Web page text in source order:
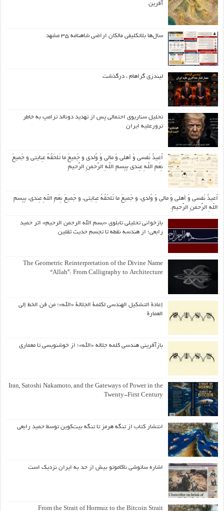
آفرین
سال‌ها بلاتکلیفی مالکان اراضی شاهنامه ۳۵ مشهد
لیندزی گراهام ، درگذشت
تحلیل سناریوی احتمالی پس از تهدید دونالد ترامپ به خاطر
ترورعلیه ایران
اُعیذُ نَفسی وَ أهلی وَ مالی وَ وُلدی و جَمیعَ ما تَلحَقُهُ عِنایتی و جَمیعَ
نِعَمِ اللّهِ عِندی بِبِسمِ اللّهِ الرَّحمنِ الرَّحیمِ
اُعیذُ نَفسی وَ أهلی وَ مالی وَ وُلدی، و جَمیعَ ما تَلحَقُهُ عِنایتی، و جَمیعَ نِعَمِ اللّهِ عِندی، بِبِسمِ
اللّهِ الرَّحمنِ الرَّحیمِ.
بازخوانی تحلیلی تابلوی «بسم الله الرحمن الرحیم» اثر حمید
رابعی؛ از هندسه نقطه تا تجسم حدیث ثقلین
The Geometric Reinterpretation of the Divine Name
“Allah”: From Calligraphy to Architecture
إعادة التشكيل الهندسي لكلمة الجلالة «الله»؛ من فن الخط إلى
العمارة
بازآفرینی هندسی کلمه جلاله «الله»؛ از خوشنویسی تا معماری
Iran, Satoshi Nakamoto, and the Gateways of Power in the
Twenty-First Century
انتشار کتاب از تنگه هرمز تا تنگه بیت‌کوین توسط حمید رابعی
اشاره ساتوشی ناکاموتو بیش از حد به ایران نزدیک است
From the Strait of Hormuz to the Bitcoin Strait